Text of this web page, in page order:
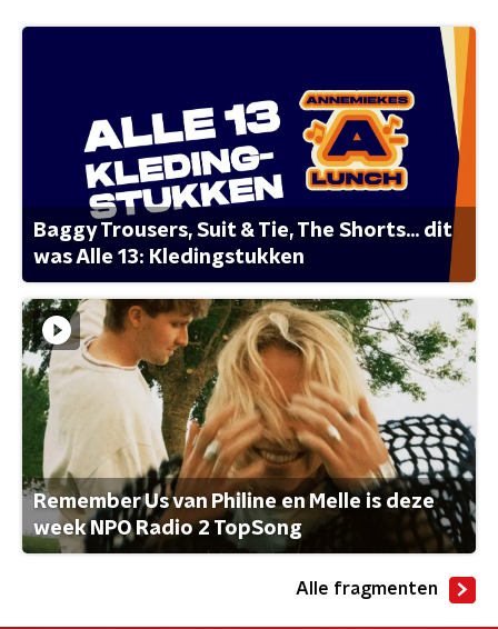
Baggy Trousers, Suit & Tie, The Shorts... dit
was Alle 13: Kledingstukken
Remember Us van Philine en Melle is deze
week NPO Radio 2 TopSong
Alle fragmenten